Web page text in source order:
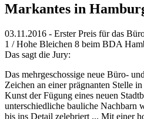
Markantes in
03.11.2016 - Erster Preis für das
1 / Hohe Bleichen 8 beim BDA
Das sagt die Jury:
Das mehrgeschossige neue Büro-
Zeichen an einer prägnanten Stelle
Kunst der Fügung eines neuen
unterschiedliche bauliche Nachbarn
bis ins Detail zelebriert ... Mit einer